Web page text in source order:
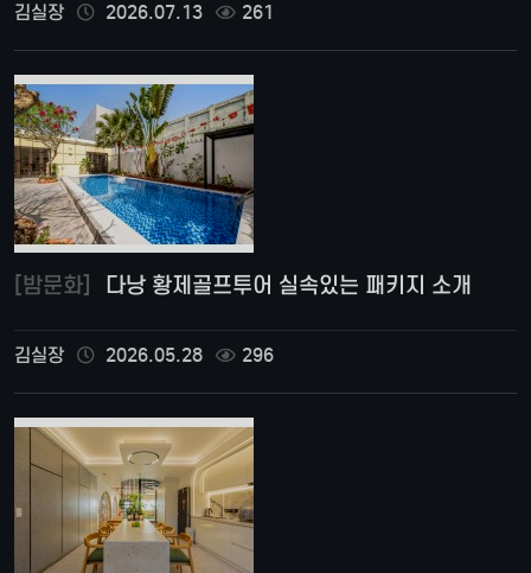
김실장 2026.07.13 261
[밤문화] 다낭 황제골프투어 실속있는 패키지 소개
김실장 2026.05.28 296